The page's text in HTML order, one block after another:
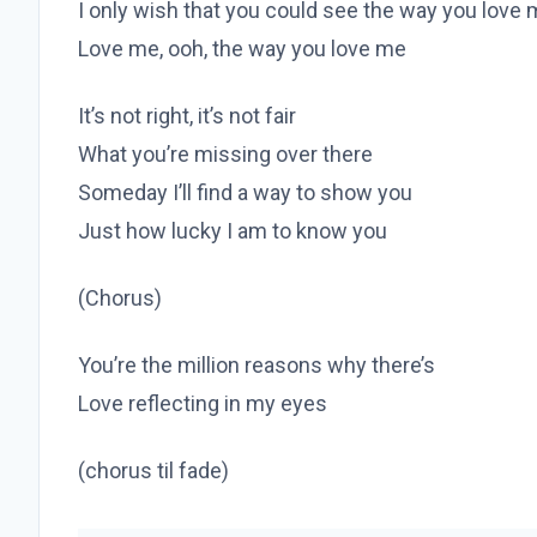
I only wish that you could see the way you love
Love me, ooh, the way you love me
It’s not right, it’s not fair
What you’re missing over there
Someday I’ll find a way to show you
Just how lucky I am to know you
(Chorus)
You’re the million reasons why there’s
Love reflecting in my eyes
(chorus til fade)